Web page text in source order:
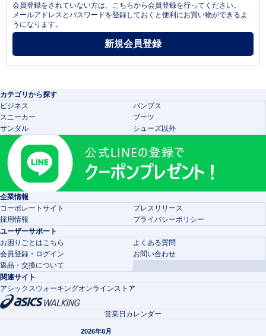
会員登録をされていない方は、こちらから会員登録を行ってください。
メールアドレスとパスワードを登録しておくと便利にお買い物ができるよ
うになります。
カテゴリから探す
ビジネス
パンプス
スニーカー
ブーツ
サンダル
シューズ以外
企業情報
コーポレートサイト
プレスリリース
採用情報
プライバシーポリシー
ユーザーサポート
お困りごとはこちら
よくある質問
会員登録・ログイン
お問い合わせ
返品・交換について
関連サイト
アシックスウォーキングオンラインストア
営業日カレンダー
2026年8月